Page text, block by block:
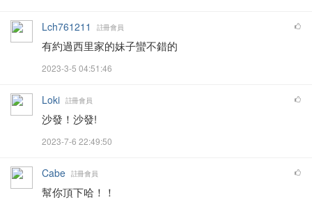
Lch761211 註冊會員
有約過西里家的妹子蠻不錯的
2023-3-5 04:51:46
Loki 註冊會員
沙發！沙發!
2023-7-6 22:49:50
Cabe 註冊會員
幫你頂下哈！！